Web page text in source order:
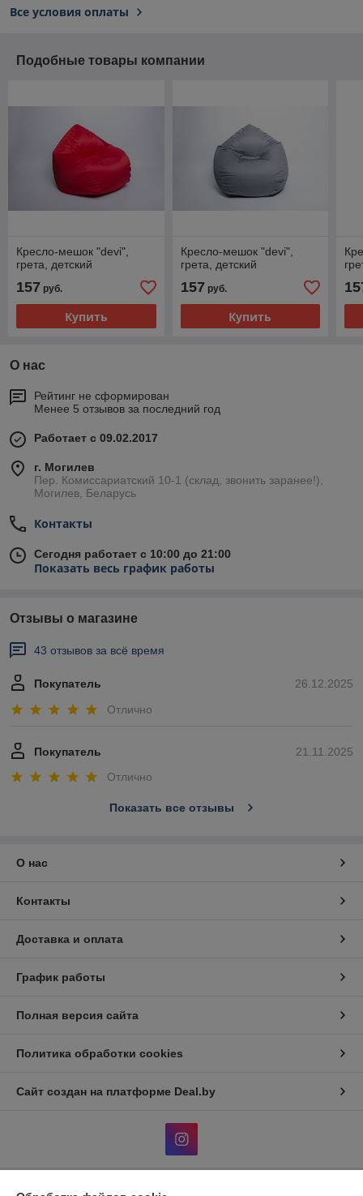
Все условия оплаты
Подобные товары компании
Кресло-мешок "devi",
грета, детский
157 руб.
Купить
Кресло-мешок "devi",
грета, детский
157 руб.
Купить
О нас
Рейтинг не сформирован
Менее 5 отзывов за последний год
Работает с 09.02.2017
г. Могилев
Пер. Комиссариатский 10-1 (склад, звонить заранее!),
Могилев, Беларусь
Контакты
Сегодня работает с 10:00 до 21:00
Показать весь график работы
Отзывы о магазине
43 отзывов за всё время
26.12.2025
Покупатель
Отлично
21.11.2025
Покупатель
Отлично
Показать все отзывы
О нас
Контакты
Доставка и оплата
График работы
Полная версия сайта
Политика обработки cookies
Сайт создан на платформе Deal.by